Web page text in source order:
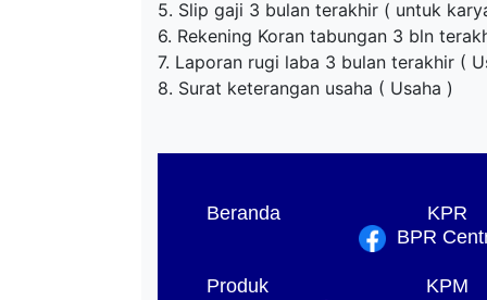
5. Slip gaji 3 bulan terakhir ( untuk
6. Rekening Koran tabungan 3 bln
7. Laporan rugi laba 3 bulan terakhir (
8. Surat keterangan usaha ( Usaha )
Beranda
KPR
BPR
Produk
KPM